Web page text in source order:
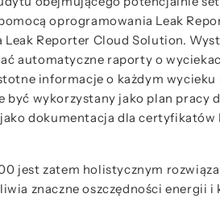
oprogramowania Leak
Leak Reporter Cloud Solution.
automatyczne raporty o
informacje o każdym
być wykorzystany jako plan pracy
jako dokumentacja dla
jest zatem holistycznym
znaczne oszczędności energii i